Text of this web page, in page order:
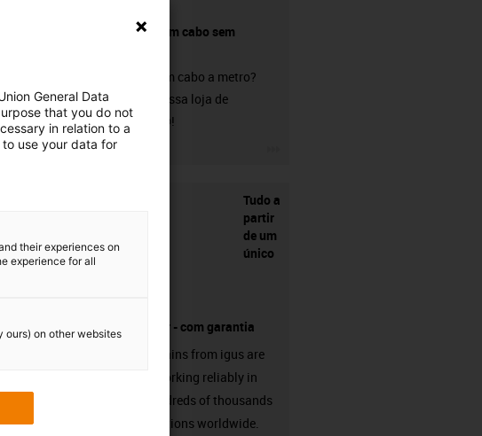
Comprar um cabo sem
Procura um cabo a metro?
Visite a nossa loja de
chainflex®!
Tudo a
partir
de um
único
fornecedor - com garantia
Energy chains from igus are
already working reliably in
many hundreds of thousands
of applications worldwide.
General Data
that you do not
in relation to a
use your data for
their experiences on
experience for all
ours) on other websites